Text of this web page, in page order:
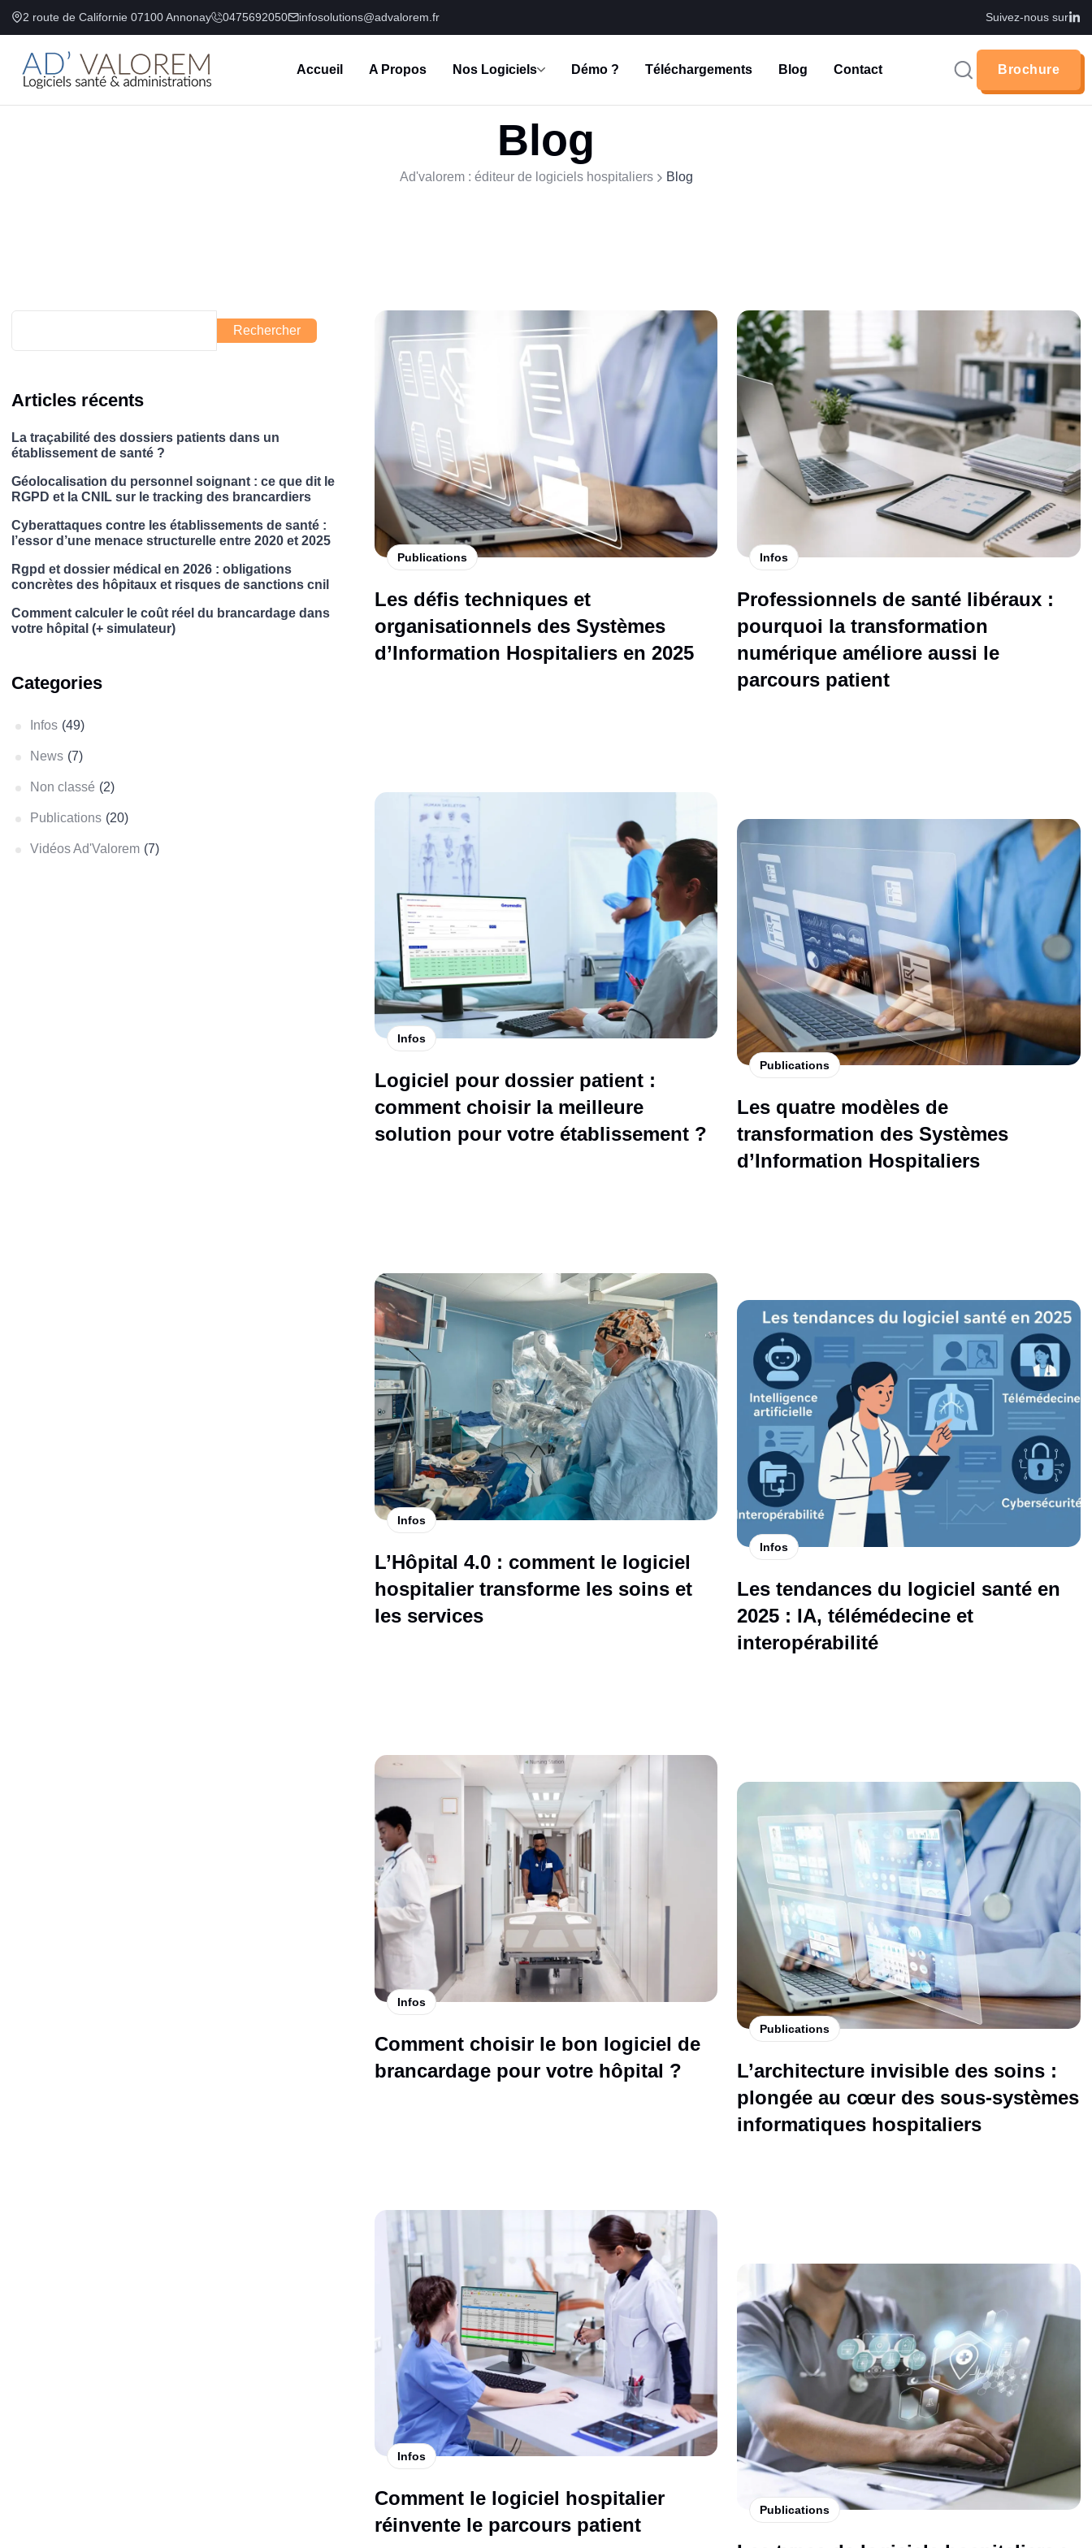
2 route de Californie 07100 Annonay 0475692050 infosolutions@advalorem.fr Suivez-nous sur
Accueil A Propos Nos Logiciels Démo ? Téléchargements Blog Contact
Brochure
Blog
Ad'valorem : éditeur de logiciels hospitaliers Blog
Publications
Les défis techniques et
organisationnels des Systèmes
d’Information Hospitaliers en 2025
Infos
Professionnels de santé libéraux :
pourquoi la transformation
numérique améliore aussi le
parcours patient
Infos
Logiciel pour dossier patient :
comment choisir la meilleure
solution pour votre établissement ?
Publications
Les quatre modèles de
transformation des Systèmes
d’Information Hospitaliers
Infos
L’Hôpital 4.0 : comment le logiciel
hospitalier transforme les soins et
les services
Infos
Les tendances du logiciel santé en
2025 : IA, télémédecine et
interopérabilité
Infos
Comment choisir le bon logiciel de
brancardage pour votre hôpital ?
Publications
L’architecture invisible des soins :
plongée au cœur des sous-systèmes
informatiques hospitaliers
Infos
Comment le logiciel hospitalier
réinvente le parcours patient
Publications
Rechercher
Articles récents
La traçabilité des dossiers patients dans un
établissement de santé ?
Géolocalisation du personnel soignant : ce que dit le
RGPD et la CNIL sur le tracking des brancardiers
Cyberattaques contre les établissements de santé :
l’essor d’une menace structurelle entre 2020 et 2025
Rgpd et dossier médical en 2026 : obligations
concrètes des hôpitaux et risques de sanctions cnil
Comment calculer le coût réel du brancardage dans
votre hôpital (+ simulateur)
Categories
Infos (49)
News (7)
Non classé (2)
Publications (20)
Vidéos Ad'Valorem (7)